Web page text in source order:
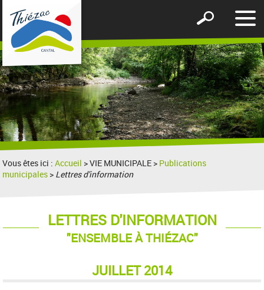
le
Afficher
formulaire
de
recherche
Vous êtes ici :Accueil > VIE MUNICIPALE > Publications
municipales > Lettres d'information
LETTRES D'INFORMATION
"ENSEMBLE À THIÉZAC"
JUILLET 2014